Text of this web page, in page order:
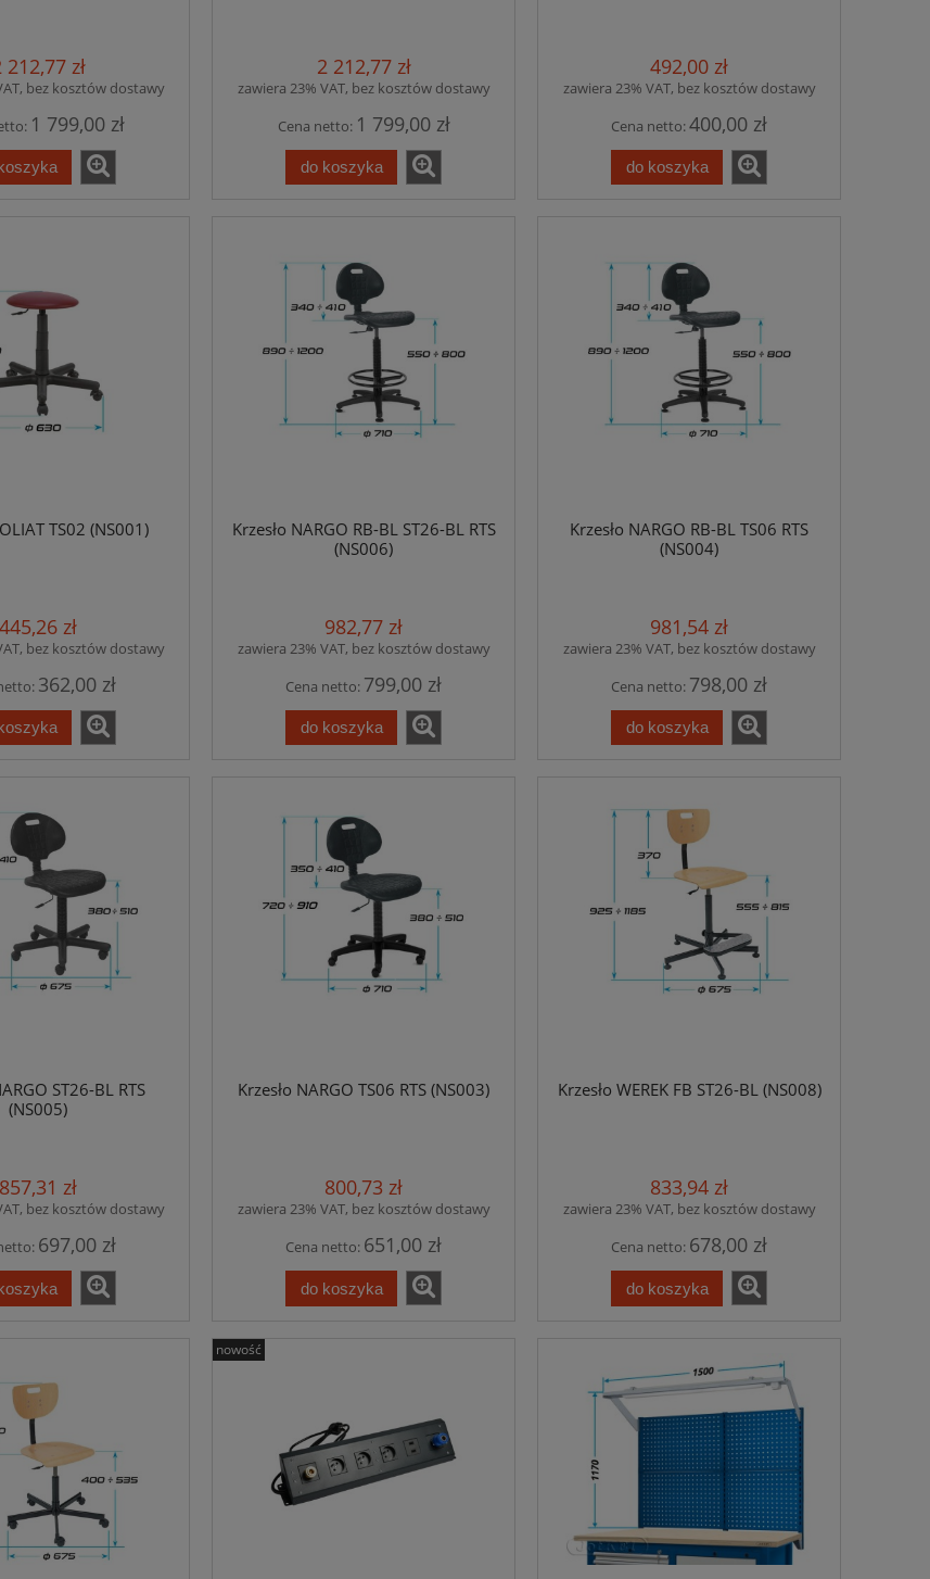
zł
Skrzynka na listy i paczki - 23002 - Jotkel
1 494,45 zł
do koszyka
1 494,45 zł
do koszyka
Skrzynka na listy i
212,77 zł
bez kosztów dostawy
1 799,00 zł
2 212,77 zł
zawiera 23% VAT, bez kosztów dostawy
Cena netto: 1 799,00 zł
do koszyka
492,00 zł
zawiera 23% VAT, bez kosztów dostawy
Cena netto:400,00 zł
do koszyka
TS02 (NS001)
445,26 zł
bez kosztów dostawy
362,00 zł
Krzesło NARGO RB-BL ST26-BL RTS
(NS006)
982,77 zł
zawiera 23% VAT, bez kosztów dostawy
Cena netto: 799,00 zł
do koszyka
Krzesło NARGO RB-BL TS06 RTS
(NS004)
981,54 zł
zawiera 23% VAT, bez kosztów dostawy
Cena netto: 798,00 zł
do koszyka
ST26-BL RTS
(NS005)
857,31 zł
bez kosztów dostawy
697,00 zł
Krzesło NARGO TS06 RTS (NS003)
800,73 zł
zawiera 23% VAT, bez kosztów dostawy
Cena netto: 651,00 zł
do koszyka
Krzesło WEREK FB ST26-BL (NS008)
833,94 zł
zawiera 23% VAT, bez kosztów dostawy
Cena netto: 678,00 zł
do koszyka
nowość